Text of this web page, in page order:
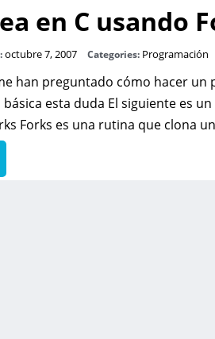
en C usando
octubre 7, 2007 Categories: Programación
han preguntado cómo hacer
esta duda El siguiente es
Forks es una rutina que clona